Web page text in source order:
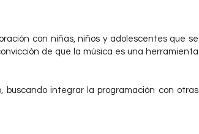
con niñas, niños y adolescentes que se
de que la música es una herramienta
integrar la programación con otras